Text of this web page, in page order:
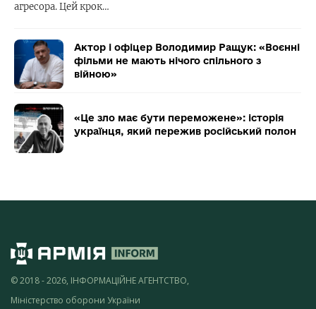
агресора. Цей крок…
Актор і офіцер Володимир Ращук: «Воєнні
фільми не мають нічого спільного з
війною»
«Це зло має бути переможене»: історія
українця, який пережив російський полон
© 2018 - 2026, ІНФОРМАЦІЙНЕ АГЕНТСТВО,
Міністерство оборони України